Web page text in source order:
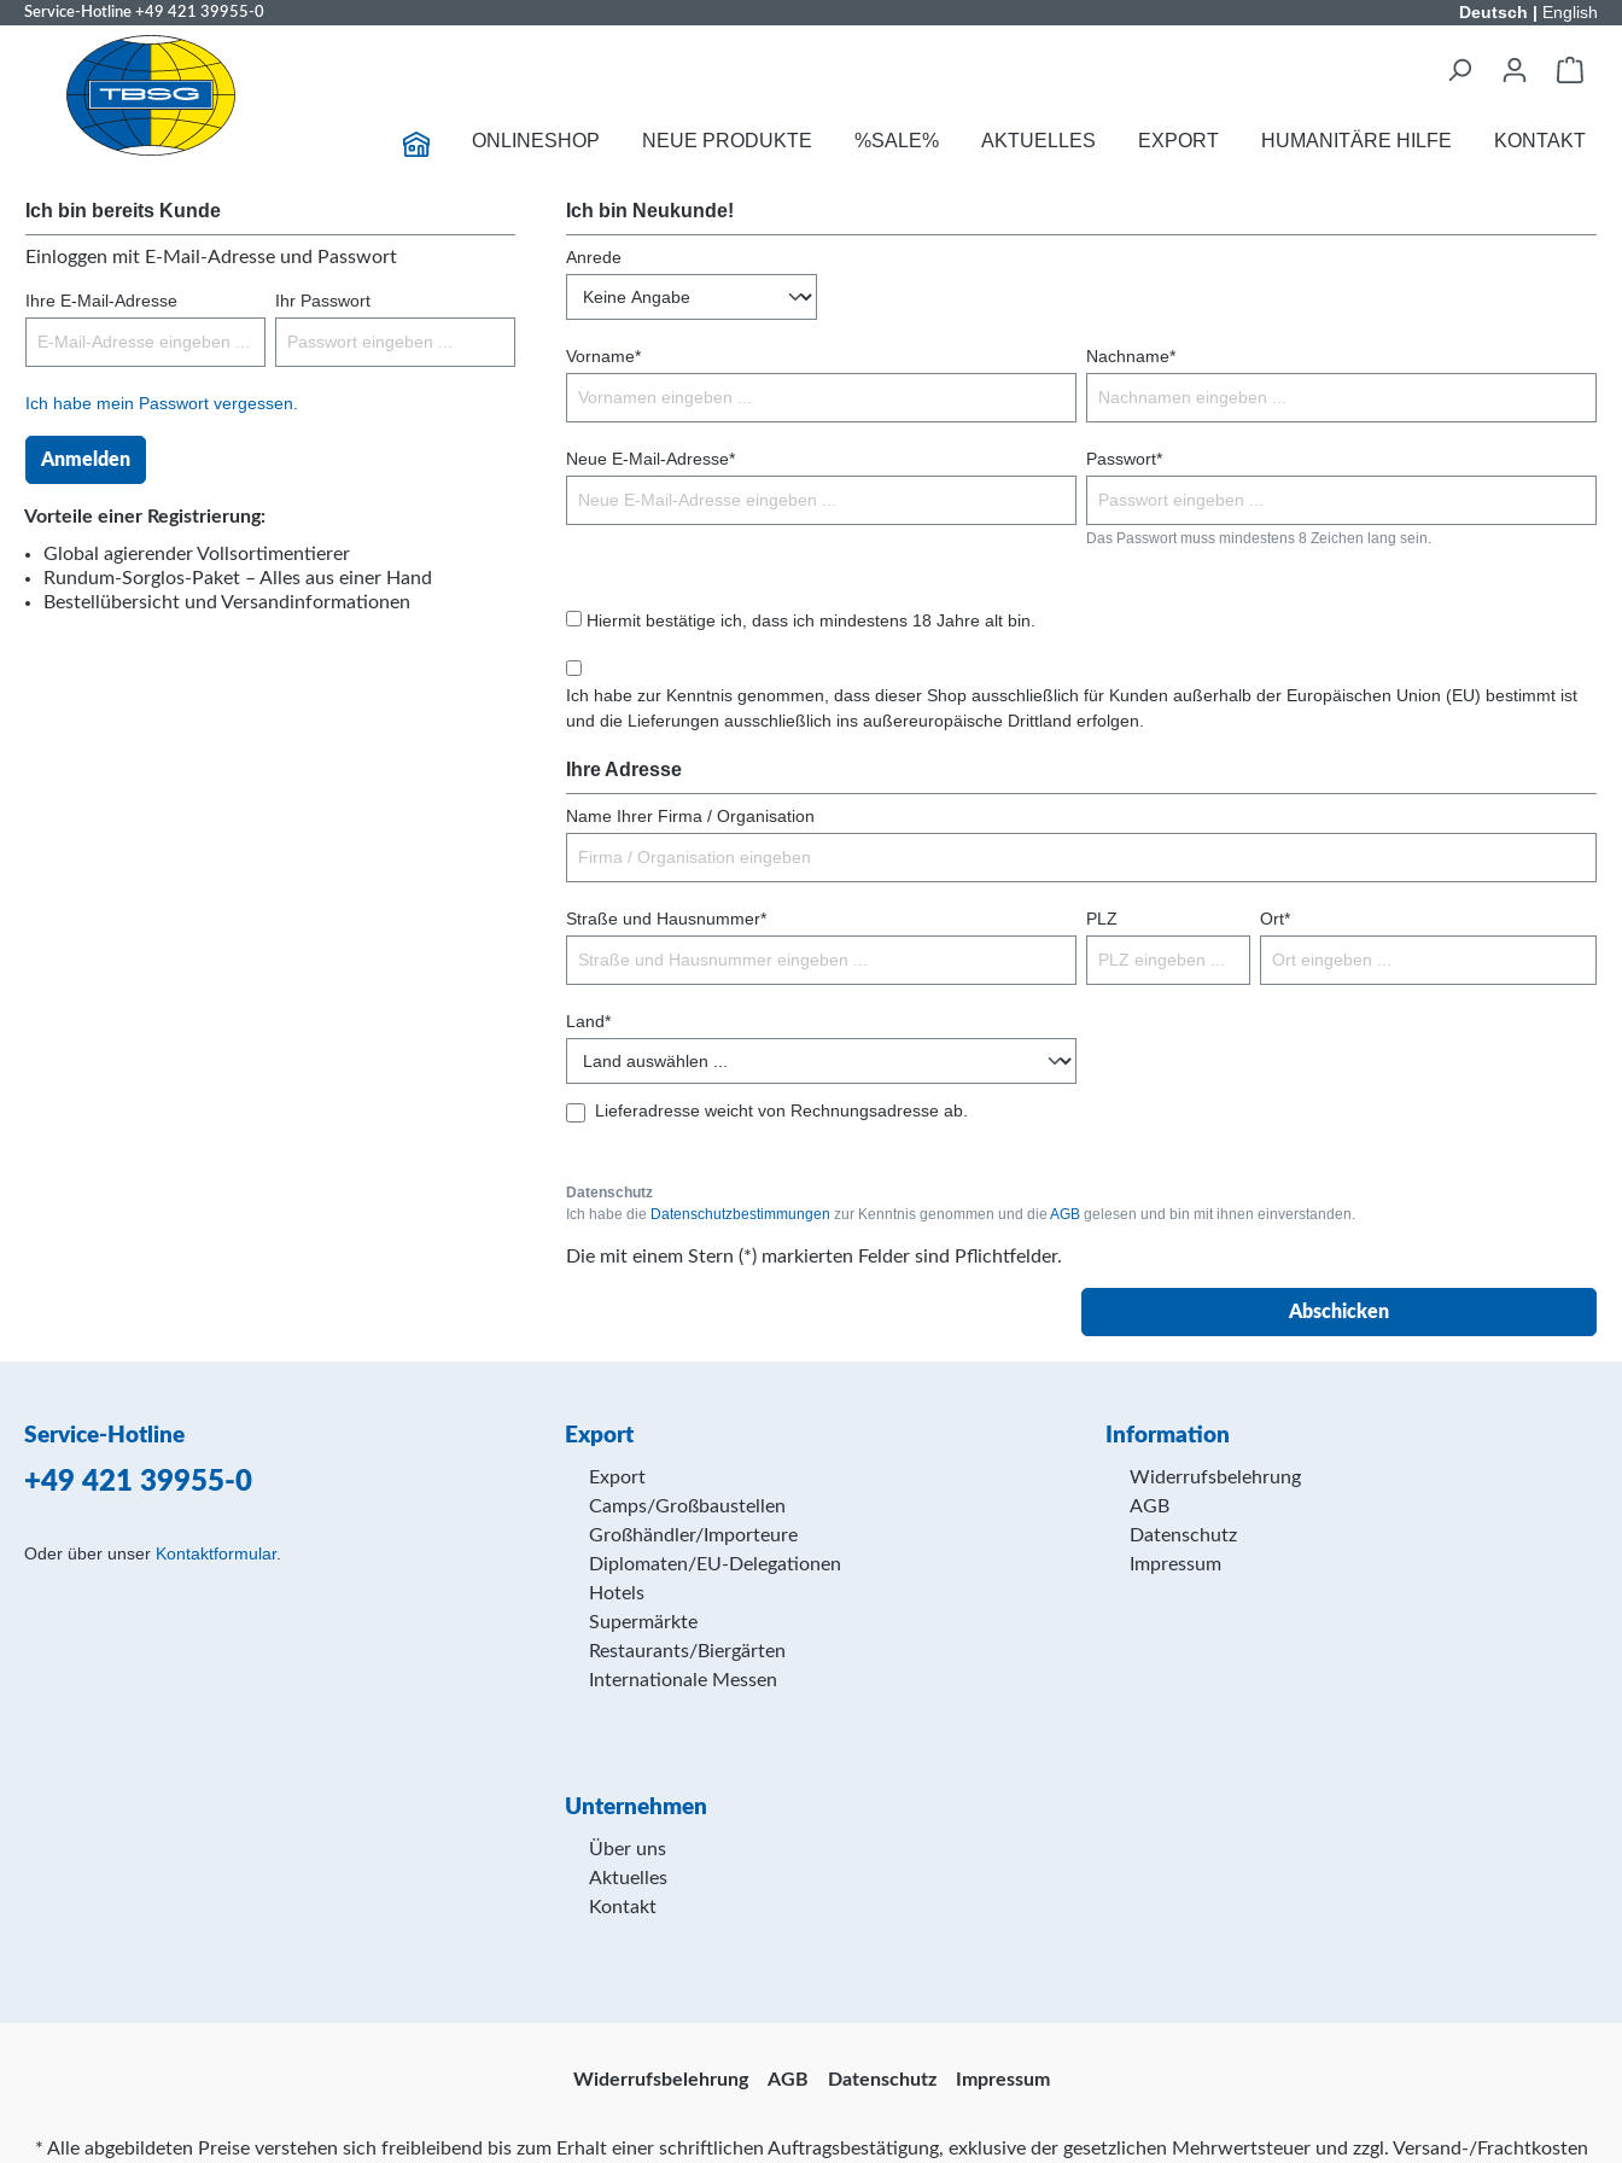
Service-Hotline +49 421 39955-0 Deutsch | English
ONLINESHOP NEUE PRODUKTE %SALE% AKTUELLES EXPORT HUMANITÄRE HILFE KONTAKT
Ich bin bereits Kunde
Einloggen mit E-Mail-Adresse und Passwort
Ihre E-Mail-Adresse Ihr Passwort
Ich habe mein Passwort vergessen.
Anmelden
Vorteile einer Registrierung:
Global agierender Vollsortimentierer
Rundum-Sorglos-Paket – Alles aus einer Hand
Bestellübersicht und Versandinformationen
Ich bin Neukunde!
Anrede
Vorname* Nachname*
Neue E-Mail-Adresse* Passwort*
Das Passwort muss mindestens 8 Zeichen lang sein.
Hiermit bestätige ich, dass ich mindestens 18 Jahre alt bin.
Ich habe zur Kenntnis genommen, dass dieser Shop ausschließlich für Kunden außerhalb der Europäischen Union (EU) bestimmt ist
und die Lieferungen ausschließlich ins außereuropäische Drittland erfolgen.
Ihre Adresse
Name Ihrer Firma / Organisation
Straße und Hausnummer* PLZ Ort*
Land*
Lieferadresse weicht von Rechnungsadresse ab.
Datenschutz
Ich habe die Datenschutzbestimmungen zur Kenntnis genommen und die AGB gelesen und bin mit ihnen einverstanden.
Die mit einem Stern (*) markierten Felder sind Pflichtfelder.
Abschicken
Service-Hotline
+49 421 39955-0
Oder über unser Kontaktformular.
Export
Export
Camps/Großbaustellen
Großhändler/Importeure
Diplomaten/EU-Delegationen
Hotels
Supermärkte
Restaurants/Biergärten
Internationale Messen
Information
Widerrufsbelehrung
AGB
Datenschutz
Impressum
Unternehmen
Über uns
Aktuelles
Kontakt
Widerrufsbelehrung AGB Datenschutz Impressum
* Alle abgebildeten Preise verstehen sich freibleibend bis zum Erhalt einer schriftlichen Auftragsbestätigung, exklusive der gesetzlichen Mehrwertsteuer und zzgl. Versand-/Frachtkosten